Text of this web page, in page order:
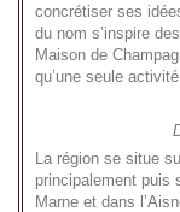
concrétiser ses
du nom s’inspire
Maison de
qu’une seule
La région se situe
principalement puis
Marne et dans